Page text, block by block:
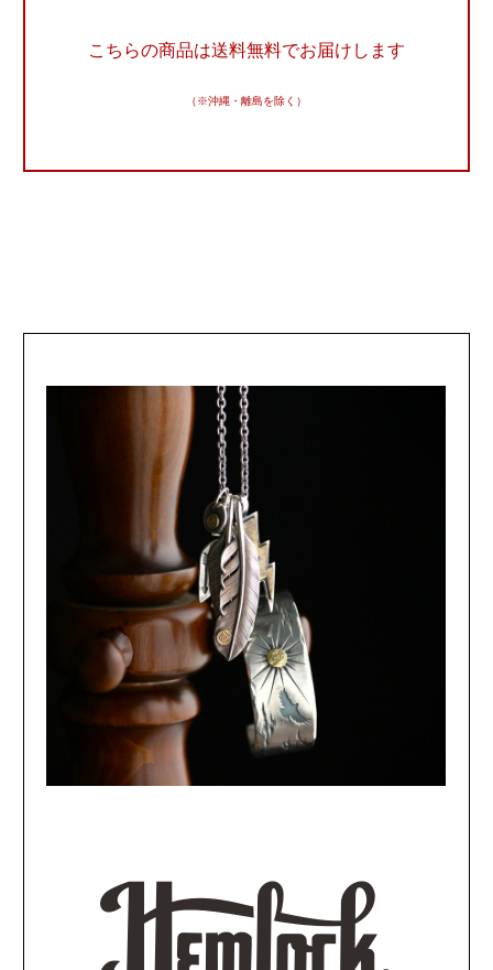
こちらの商品は送料無料でお届けします
（※沖縄・離島を除く）